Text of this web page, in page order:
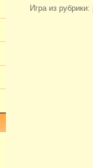
Игра из рубрики: